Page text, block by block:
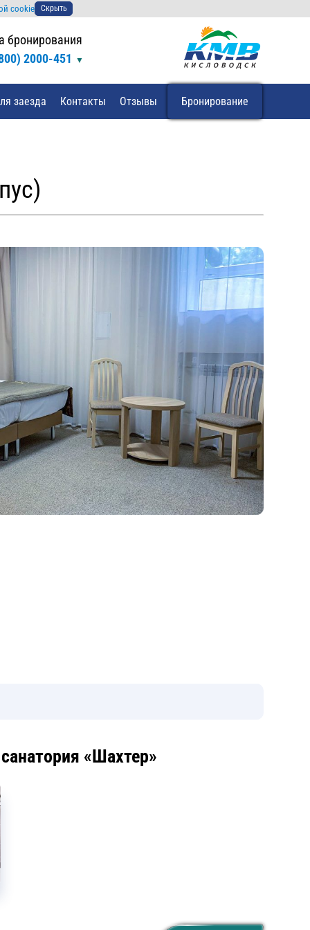
cookie Скрыть
бронирования
2000-451
заезда Контакты Отзывы Бронирование
«Шахтер»